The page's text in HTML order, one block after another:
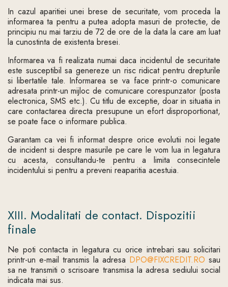
In cazul aparitiei unei brese de securitate, vom proceda la
informarea ta pentru a putea adopta masuri de protectie, de
principiu nu mai tarziu de 72 de ore de la data la care am luat
la cunostinta de existenta bresei.
Informarea va fi realizata numai daca incidentul de securitate
este susceptibil sa genereze un risc ridicat pentru drepturile
si libertatile tale. Informarea se va face printr-o comunicare
adresata printr-un mijloc de comunicare corespunzator (posta
electronica, SMS etc.). Cu titlu de exceptie, doar in situatia in
care contactarea directa presupune un efort disproportionat,
se poate face o informare publica.
Garantam ca vei fi informat despre orice evolutii noi legate
de incident si despre masurile pe care le vom lua in legatura
cu acesta, consultandu-te pentru a limita consecintele
incidentului si pentru a preveni reaparitia acestuia.
XIII. Modalitati de contact. Dispozitii
finale
Ne poti contacta in legatura cu orice intrebari sau solicitari
printr-un e-mail transmis la adresa DPO@FIXCREDIT.RO sau
sa ne transmiti o scrisoare transmisa la adresa sediului social
indicata mai sus.